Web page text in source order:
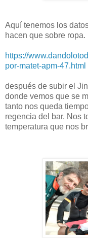
Aquí tenemos los
hacen que sobre ropa.
https://
por-matet-apm-47.html
después de subir el
donde vemos que se
tanto nos queda
regencia del bar. Nos
temperatura que nos